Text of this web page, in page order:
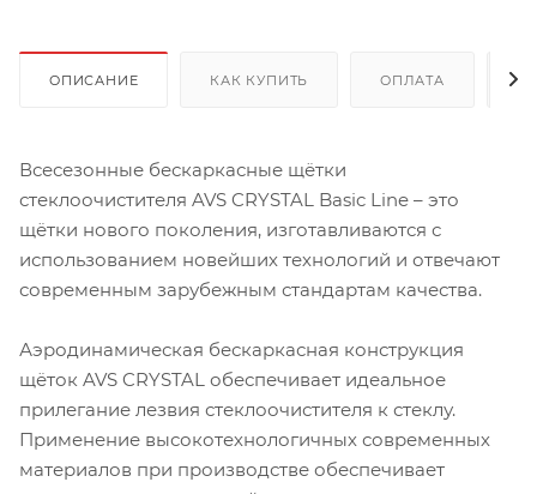
ОПИСАНИЕ КАК КУПИТЬ ОПЛАТА
Всесезонные бескаркасные щётки
стеклоочистителя AVS CRYSTAL Basic Line – это
щётки нового поколения, изготавливаются с
использованием новейших технологий и отвечают
современным зарубежным стандартам качества.
Аэродинамическая бескаркасная конструкция
щёток AVS CRYSTAL обеспечивает идеальное
прилегание лезвия стеклоочистителя к стеклу.
Применение высокотехнологичных современных
материалов при производстве обеспечивает